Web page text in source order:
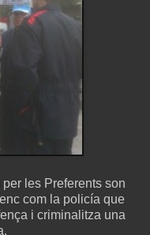
les Preferents son
com la policía que
i criminalitza una